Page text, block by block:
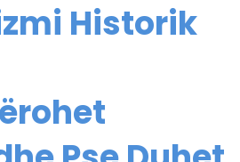
Historik